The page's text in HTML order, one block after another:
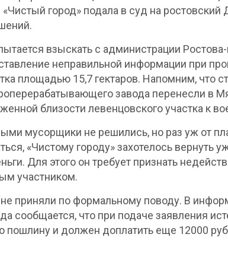
«Чистый город» подала в суд на
взыскать с администрации
неправильной информации при
площадью 15,7 гектаров. Напомним, что
завода перенесли в
близости левенцовского участка к
мусорщики не решились, но раз уж от
«Чистому городу» захотелось
Для этого он требует признать
участником.
приняли по формальному поводу. В
сообщается, что при подаче заявления
пошлину и должен доплатить еще 12000